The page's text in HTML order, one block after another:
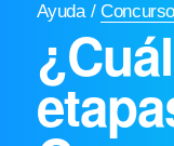
Ayuda /